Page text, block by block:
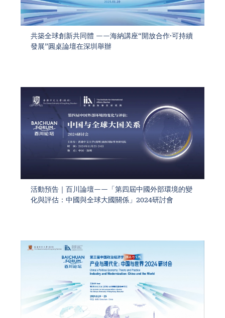
共築全球創新共同體 ——海納講座“開放合作·可持續
發展”圓桌論壇在深圳舉辦
活動預告｜百川論壇——「第四屆中國外部環境的變
化與評估：中國與全球大國關係」2024研討會